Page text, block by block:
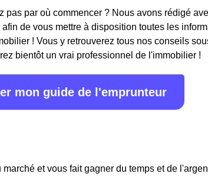
par où commencer ? Nous avons rédigé
de vous mettre à disposition toutes les
! Vous y retrouverez tous nos conseils
bientôt un vrai professionnel de l'immobilier !
mon guide de l'emprunteur
et vous fait gagner du temps et de